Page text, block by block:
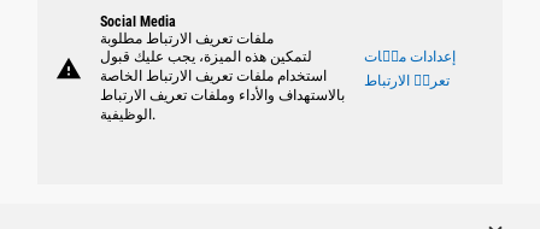
warning
Social Media
ملفات تعريف الارتباط مطلوبة
لتمكين هذه الميزة، يجب عليك قبول
استخدام ملفات تعريف الارتباط الخاصة
بالاستهداف والأداء وملفات تعريف الارتباط
الوظيفية.
إعدادات ملٝات
تعريٝ الارتباط